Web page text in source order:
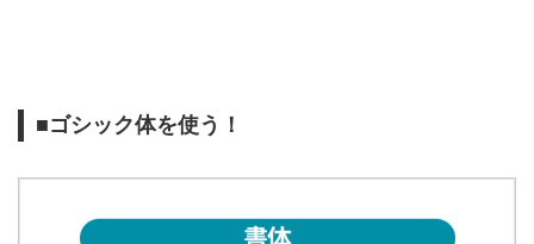
■ゴシック体を使う！